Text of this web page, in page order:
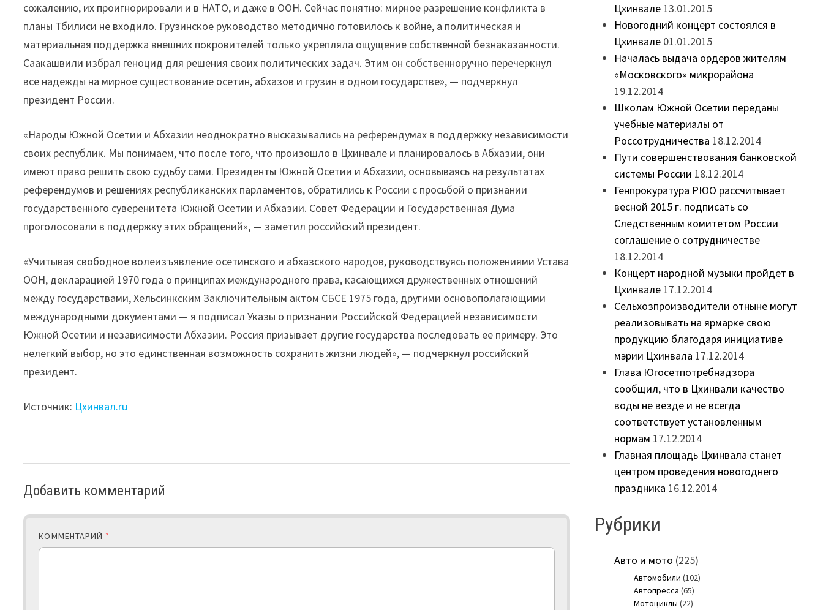
сожалению, их проигнорировали и в НАТО, и даже в ООН. Сейчас понятно: мирное разрешение конфликта в
планы Тбилиси не входило. Грузинское руководство методично готовилось к войне, а политическая и
материальная поддержка внешних покровителей только укрепляла ощущение собственной безнаказанности.
Саакашвили избрал геноцид для решения своих политических задач. Этим он собственноручно перечеркнул
все надежды на мирное существование осетин, абхазов и грузин в одном государстве», — подчеркнул
президент России.
«Народы Южной Осетии и Абхазии неоднократно высказывались на референдумах в поддержку независимости
своих республик. Мы понимаем, что после того, что произошло в Цхинвале и планировалось в Абхазии, они
имеют право решить свою судьбу сами. Президенты Южной Осетии и Абхазии, основываясь на результатах
референдумов и решениях республиканских парламентов, обратились к России с просьбой о признании
государственного суверенитета Южной Осетии и Абхазии. Совет Федерации и Государственная Дума
проголосовали в поддержку этих обращений», — заметил российский президент.
«Учитывая свободное волеизъявление осетинского и абхазского народов, руководствуясь положениями Устава
ООН, декларацией 1970 года о принципах международного права, касающихся дружественных отношений
между государствами, Хельсинкским Заключительным актом СБСЕ 1975 года, другими основополагающими
международными документами — я подписал Указы о признании Российской Федерацией независимости
Южной Осетии и независимости Абхазии. Россия призывает другие государства последовать ее примеру. Это
нелегкий выбор, но это единственная возможность сохранить жизни людей», — подчеркнул российский
президент.
Источник: Цхинвал.ru
Добавить комментарий
КОММЕНТАРИЙ *
Цхинвале 13.01.2015
Новогодний концерт состоялся в
Цхинвале 01.01.2015
Началась выдача ордеров жителям
«Московского» микрорайона
19.12.2014
Школам Южной Осетии переданы
учебные материалы от
Россотрудничества 18.12.2014
Пути совершенствования банковской
системы России 18.12.2014
Генпрокуратура РЮО рассчитывает
весной 2015 г. подписать со
Следственным комитетом России
соглашение о сотрудничестве
18.12.2014
Концерт народной музыки пройдет в
Цхинвале 17.12.2014
Сельхозпроизводители отныне могут
реализовывать на ярмарке свою
продукцию благодаря инициативе
мэрии Цхинвала 17.12.2014
Глава Югосетпотребнадзора
сообщил, что в Цхинвали качество
воды не везде и не всегда
соответствует установленным
нормам 17.12.2014
Главная площадь Цхинвала станет
центром проведения новогоднего
праздника 16.12.2014
Рубрики
Авто и мото (225)
Автомобили (102)
Автопресса (65)
Мотоциклы (22)